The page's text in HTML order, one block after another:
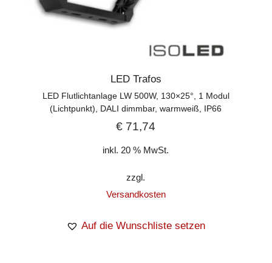
LED Trafos
LED Flutlichtanlage LW 500W, 130×25°, 1 Modul
(Lichtpunkt), DALI dimmbar, warmweiß, IP66
€ 71,74
inkl. 20 % MwSt.
zzgl.
Versandkosten
Auf die Wunschliste setzen